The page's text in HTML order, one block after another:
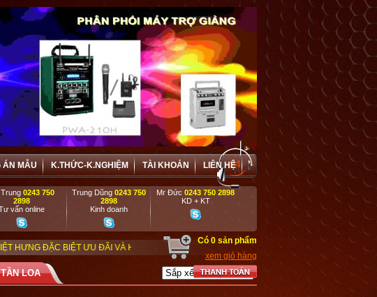
ÁN MẪU K.THỨC-K.NGHIỆM TÀI KHOẢN LIÊN HỆ
0243 750
2898
vấn online
Trung Dũng 0243 750
2898
Kinh doanh
Mr Đức0243 750 2898
KD + KT
ƯU ĐÃI VÀ HỢP TÁC HIỆU QUẢ VỚI CÁC DOANH NGHIỆP, DỰ ÁN, TRƯỜNG HỌC, CƠ
Có 0 sản phẩm
xem giỏ hàng
LOA